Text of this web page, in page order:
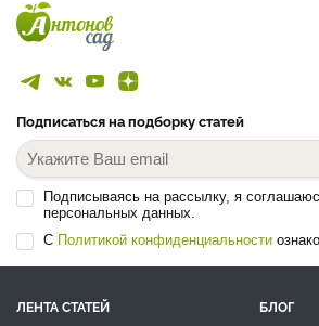
Подписаться на подборку статей
Подписываясь на рассылку, я
персональных данных.
С Политикой конфиденциальности
ЛЕНТА СТАТЕЙ
БЛОГ